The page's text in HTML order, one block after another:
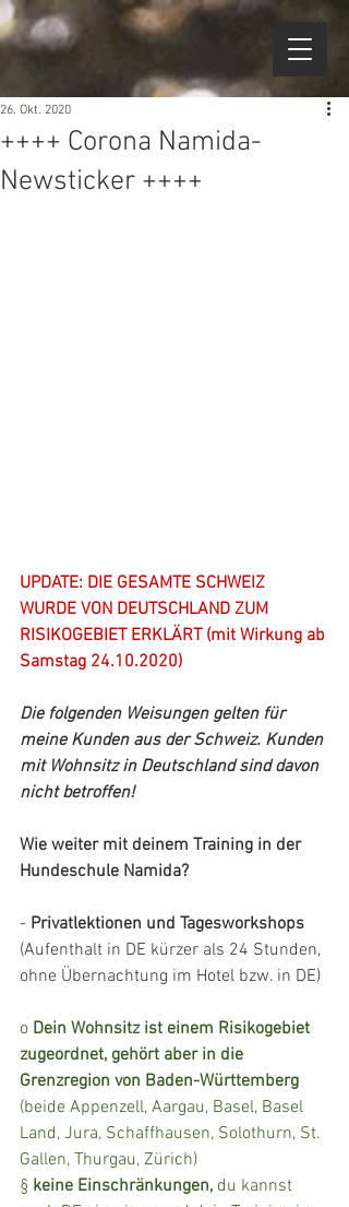
++++ Corona Namida-
Newsticker ++++
26. Okt. 2020
UPDATE: DIE GESAMTE SCHWEIZ
WURDE VON DEUTSCHLAND ZUM
RISIKOGEBIET ERKLÄRT (mit Wirkung ab
Samstag 24.10.2020)
Die folgenden Weisungen gelten für
meine Kunden aus der Schweiz. Kunden
mit Wohnsitz in Deutschland sind davon
nicht betroffen!
Wie weiter mit deinem Training in der
Hundeschule Namida?
- Privatlektionen und Tagesworkshops
(Aufenthalt in DE kürzer als 24 Stunden,
ohne Übernachtung im Hotel bzw. in DE)
o Dein Wohnsitz ist einem Risikogebiet
zugeordnet, gehört aber in die
Grenzregion von Baden-Württemberg
(beide Appenzell, Aargau, Basel, Basel
Land, Jura, Schaffhausen, Solothurn, St.
Gallen, Thurgau, Zürich)
§ keine Einschränkungen, du kannst